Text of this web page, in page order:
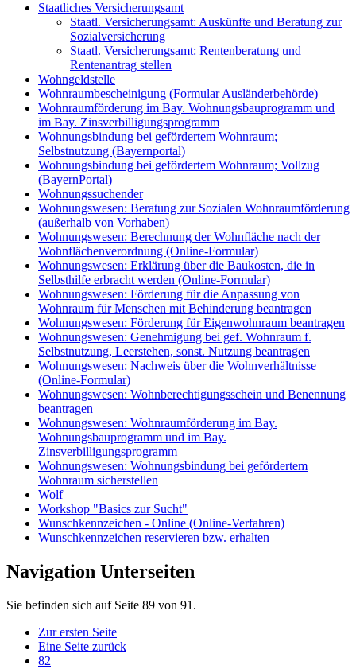
Staatliches Versicherungsamt
Staatl. Versicherungsamt: Auskünfte und Beratung zur
Sozialversicherung
Staatl. Versicherungsamt: Rentenberatung und
Rentenantrag stellen
Wohngeldstelle
Wohnraumbescheinigung (Formular Ausländerbehörde)
Wohnraumförderung im Bay. Wohnungsbauprogramm und
im Bay. Zinsverbilligungsprogramm
Wohnungsbindung bei gefördertem Wohnraum;
Selbstnutzung (Bayernportal)
Wohnungsbindung bei gefördertem Wohnraum; Vollzug
(BayernPortal)
Wohnungssuchender
Wohnungswesen: Beratung zur Sozialen Wohnraumförderung
(außerhalb von Vorhaben)
Wohnungswesen: Berechnung der Wohnfläche nach der
Wohnflächenverordnung (Online-Formular)
Wohnungswesen: Erklärung über die Baukosten, die in
Selbsthilfe erbracht werden (Online-Formular)
Wohnungswesen: Förderung für die Anpassung von
Wohnraum für Menschen mit Behinderung beantragen
Wohnungswesen: Förderung für Eigenwohnraum beantragen
Wohnungswesen: Genehmigung bei gef. Wohnraum f.
Selbstnutzung, Leerstehen, sonst. Nutzung beantragen
Wohnungswesen: Nachweis über die Wohnverhältnisse
(Online-Formular)
Wohnungswesen: Wohnberechtigungsschein und Benennung
beantragen
Wohnungswesen: Wohnraumförderung im Bay.
Wohnungsbauprogramm und im Bay.
Zinsverbilligungsprogramm
Wohnungswesen: Wohnungsbindung bei gefördertem
Wohnraum sicherstellen
Wolf
Workshop "Basics zur Sucht"
Wunschkennzeichen - Online (Online-Verfahren)
Wunschkennzeichen reservieren bzw. erhalten
Navigation Unterseiten
Sie befinden sich auf Seite 89 von 91.
Zur ersten Seite
Eine Seite zurück
82